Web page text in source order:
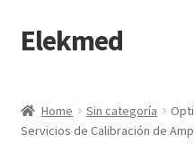
Saltar
a
Ir
al
Elekmed
¿Por Qué Elegir a Elekmed
Home Sin categoría
Servicios de Calibración de